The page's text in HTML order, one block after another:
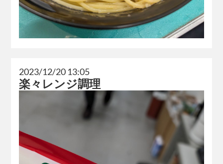
2023/12/20 13:05
楽々レンジ調理